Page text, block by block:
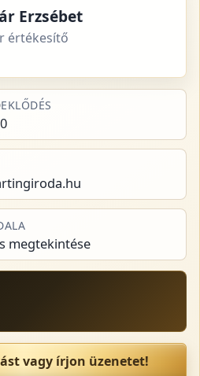
Erzsébet
értékesítő
megtekintése
vagy írjon üzenetet!